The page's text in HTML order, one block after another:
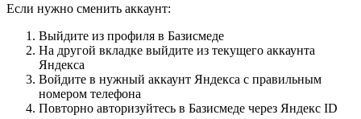
Если нужно сменить аккаунт:
Выйдите из профиля в Базисмеде
На другой вкладке выйдите из текущего аккаунта
Яндекса
Войдите в нужный аккаунт Яндекса с правильным
номером телефона
Повторно авторизуйтесь в Базисмеде через Яндекс ID